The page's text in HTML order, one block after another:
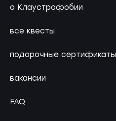
о Клаустрофобии
все квесты
подарочные сертификаты
вакансии
FAQ